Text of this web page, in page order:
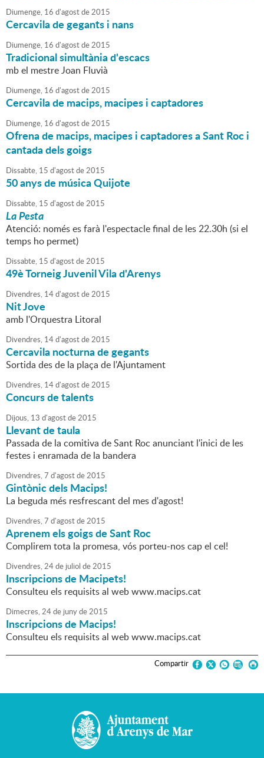
Diumenge, 16 d'agostde2015
Cercavila de gegants i nans
Diumenge, 16 d'agostde2015
Tradicional simultània d'escacs
mb el mestre Joan Fluvià
Diumenge, 16 d'agostde2015
Cercavila de macips, macipes i captadores
Diumenge, 16 d'agostde2015
Ofrena de macips, macipes i captadores a Sant Roc i
cantada dels goigs
Dissabte, 15 d'agostde2015
50 anys de música Quijote
Dissabte, 15 d'agostde2015
La Pesta
Atenció: només es farà l'espectacle final de les 22.30h (si el
temps ho permet)
Dissabte, 15 d'agostde2015
49è Torneig Juvenil Vila d'Arenys
Divendres, 14d'agostde2015
Nit Jove
amb l'Orquestra Litoral
Divendres, 14d'agostde2015
Cercavila nocturna de gegants
Sortida des de la plaça de l'Ajuntament
Divendres, 14d'agostde2015
Concurs de talents
Dijous, 13 d'agostde2015
Llevant de taula
Passada de la comitiva de Sant Roc anunciant l'inici de les
festes i enramada de la bandera
Divendres,7 d'agostde2015
Gintònic dels Macips!
La beguda més resfrescant del mes d'agost!
Divendres,7 d'agostde2015
Aprenem els goigs de Sant Roc
Complirem tota la promesa, vós porteu-nos cap el cel!
Divendres,24de juliol de2015
Inscripcions de Macipets!
Consulteu els requisits al web www.macips.cat
Dimecres,24de junyde2015
Inscripcions de Macips!
Consulteu els requisits al web www.macips.cat
Compartir